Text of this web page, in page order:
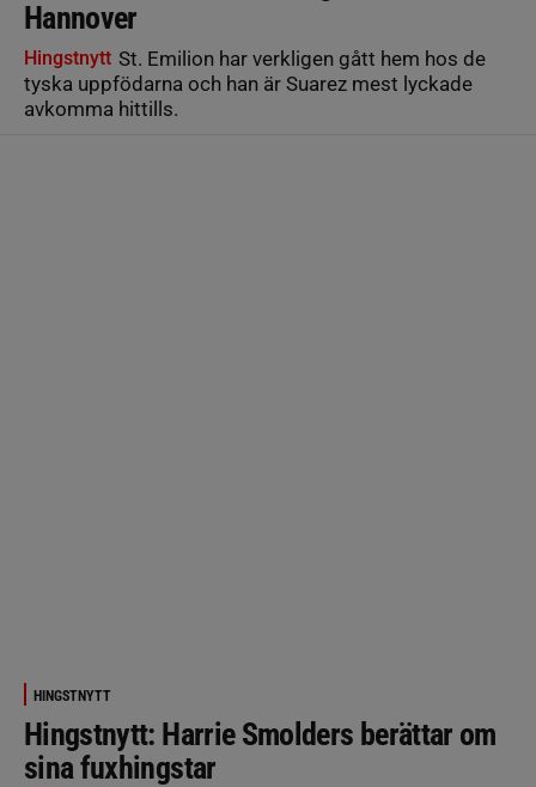
Hannover
Hingstnytt St. Emilion har verkligen gått hem hos de
tyska uppfödarna och han är Suarez mest lyckade
avkomma hittills.
HINGSTNYTT
Hingstnytt: Harrie Smolders berättar om
sina fuxhingstar